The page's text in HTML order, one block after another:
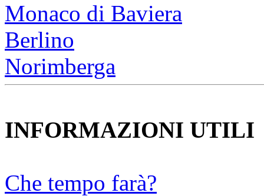
Monaco di Baviera
Berlino
Norimberga
INFORMAZIONI UTILI
Che tempo farà?